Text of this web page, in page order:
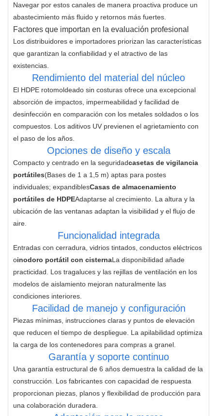
Navegar por estos canales de manera proactiva produce un
abastecimiento más fluido y retornos más fuertes.
Factores que importan en la evaluación profesional
Los distribuidores e importadores priorizan las características
que garantizan la confiabilidad y el atractivo de las
existencias.
Rendimiento del material del núcleo
El HDPE rotomoldeado sin costuras ofrece una excepcional
absorción de impactos, impermeabilidad y facilidad de
desinfección en comparación con los metales soldados o los
compuestos. Los aditivos UV previenen el agrietamiento con
el paso de los años.
Opciones de diseño y escala
Compacto y centrado en la seguridadcasetas de vigilancia
portátiles(Bases de 1 a 1,5 m) aptas para postes
individuales; expandiblesCasas de almacenamiento
portátiles de HDPEAdaptarse al crecimiento. La altura y la
ubicación de las ventanas adaptan la visibilidad y el flujo de
aire.
Funcionalidad integrada
Entradas con cerradura, vidrios tintados, conductos eléctricos
oinodoro portátil con cisternaLa disponibilidad añade
practicidad. Los tragaluces y las rejillas de ventilación en los
modelos de aislamiento mejoran naturalmente las
condiciones interiores.
Facilidad de manejo y configuración
Piezas mínimas, instrucciones claras y puntos de elevación
que reducen el tiempo de despliegue. La apilabilidad optimiza
la carga de los contenedores para compras a granel.
Garantía y soporte continuo
Una garantía estructural de 6 años demuestra la calidad de la
construcción. Los fabricantes con capacidad de respuesta
proporcionan piezas, planos y flexibilidad de producción para
una colaboración duradera.